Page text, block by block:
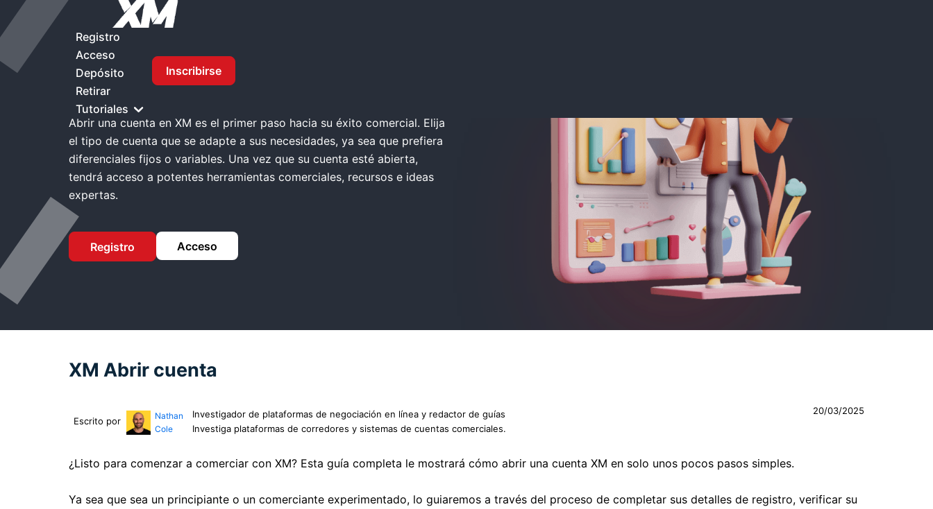
Registro
Acceso
Depósito
Retirar
Tutoriales
Inscribirse
XM Abrir Cuenta
XM Abrir cuenta
Abrir una cuenta en XM es el primer paso hacia su éxito comercial. Elija
el tipo de cuenta que se adapte a sus necesidades, ya sea que prefiera
diferenciales fijos o variables. Una vez que su cuenta esté abierta,
tendrá acceso a potentes herramientas comerciales, recursos e ideas
expertas.
Registro Acceso
XM Abrir cuenta
Escrito por
Nathan
Cole
Investigador de plataformas de negociación en línea y redactor de guías
Investiga plataformas de corredores y sistemas de cuentas comerciales.
20/03/2025
¿Listo para comenzar a comerciar con XM? Esta guía completa le mostrará cómo abrir una cuenta XM en solo unos pocos pasos simples.
Ya sea que sea un principiante o un comerciante experimentado, lo guiaremos a través del proceso de completar sus detalles de registro, verificar su